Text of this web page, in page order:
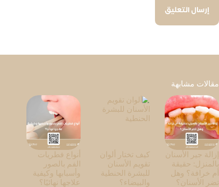
إرسال التعليق
مقالات مشابهة
إزالة جير الأسنان
بالمنزل: حقيقة
أم خرافة؟ وهل
تضر الأسنان؟
كيف تختار ألوان
تقويم الأسنان
للبشرة الحنطية
والبيضاء؟
أنواع فطريات
الفم بالصور
وأسبابها وكيفية
علاجها نهائيًا؟